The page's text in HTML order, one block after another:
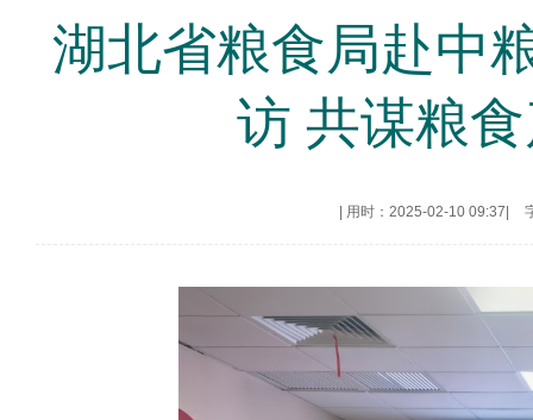
湖北省粮食局赴中
访 共谋粮
用时：2025-02-10 09:37